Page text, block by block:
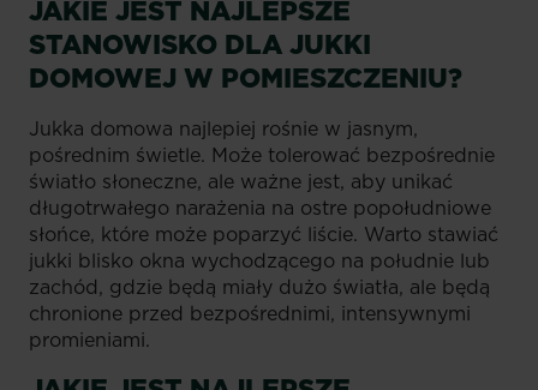
JAKIE JEST NAJLEPSZE
STANOWISKO DLA JUKKI
DOMOWEJ W POMIESZCZENIU?
Jukka domowa najlepiej rośnie w jasnym,
pośrednim świetle. Może tolerować bezpośrednie
światło słoneczne, ale ważne jest, aby unikać
długotrwałego narażenia na ostre popołudniowe
słońce, które może poparzyć liście. Warto stawiać
jukki blisko okna wychodzącego na południe lub
zachód, gdzie będą miały dużo światła, ale będą
chronione przed bezpośrednimi, intensywnymi
promieniami.